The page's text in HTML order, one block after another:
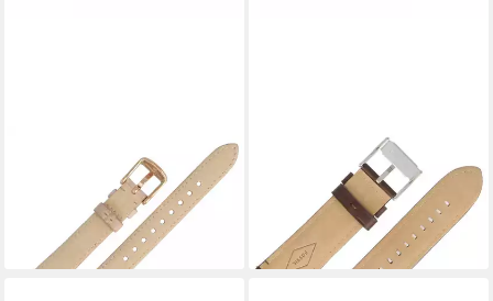
Uhrenarmband 14mm Leder
Beige ES-3487 LB-ES3487
lieferbar - in 2-3 Werktagen bei dir
Uhrenarmband 24mm Leder
Braun FS-4865
38,99 €
lieferbar - in 2-3 Werktagen bei dir